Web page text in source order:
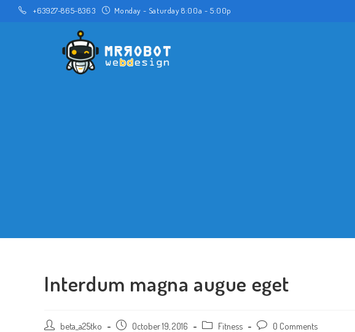
+63927-865-8363 Monday - Saturday 8:00a - 5:00p
Interdum magna augue eget
Post beta_a25tko
Post October 19, 2016
Post Fitness
Post 0 Comments